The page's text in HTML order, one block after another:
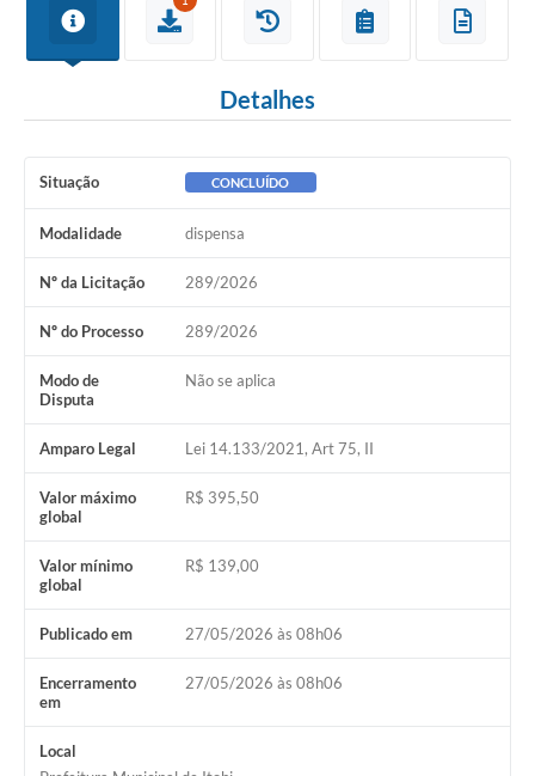
LEIS MUNICIPAIS
Diário Oficial
Ouvidoria
COVID19
Contas Públicas
SIC
HISTÓRICO - ADM
Relação de Cargos e Salários
Galeria de Fotos
Audiências Públicas
IPTU
Legislação
Editais
Telefones Úteis
Detalhes
Situação CONCLUÍDO
Modalidade dispensa
Nº da Licitação 289/2026
Nº do Processo 289/2026
Modo de
Disputa
Não se aplica
Amparo Legal Lei 14.133/2021, Art 75, II
Valor máximo
global
R$ 395,50
Valor mínimo
global
R$ 139,00
Publicado em 27/05/2026 às 08h06
Encerramento
em
27/05/2026 às 08h06
Local